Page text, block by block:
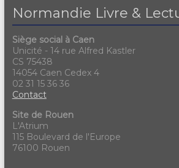
Normandie Livre &
Siège social à Caen
Unicité - 14 rue Alfred Kastler
CS 75438
14054 Caen Cedex 4
02 31 15 36 36
Contact
Site de Rouen
L'Atrium
115 Boulevard de l'Europe
76100 Rouen